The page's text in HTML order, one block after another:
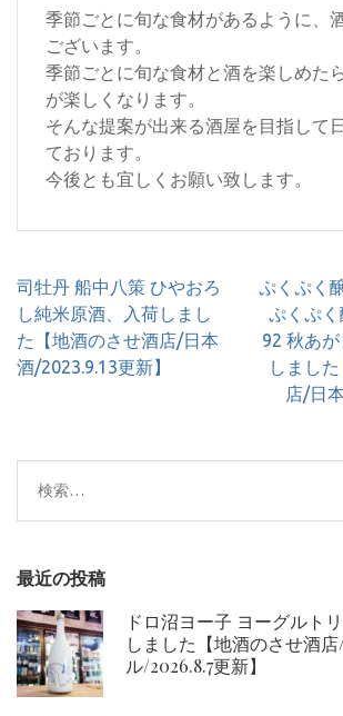
季節ごとに旬な食材があるように、
ございます。
季節ごとに旬な食材と酒を楽しめた
が楽しくなります。
そんな提案が出来る酒屋を目指して
ております。
今後とも宜しくお願い致します。
投
稿
ナ
ビ
ン
司牡丹 船中八策 ひやおろ
し純米原酒、入荷しまし
た【地酒のさせ酒店/日本
酒/2023.9.13更新】
ぷくぷく
ぷくぷ
92 秋あ
しまし
店/日
検
索:
最近の投稿
ドロ沼ヨー子 ヨーグルト
しました【地酒のさせ酒
ル/2026.8.7更新】